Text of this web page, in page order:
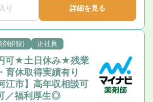
したお休み取得の制度や年間休日125
ランスを重視したい方にもおススメの企
り 詳細を見る
剤併設) 正社員
可★土日休み★残業
休取得実績有り
江市】高年収相談可
／福利厚生◎